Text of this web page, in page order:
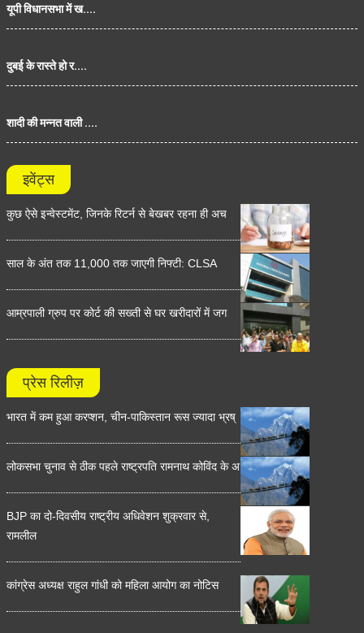
यूपी विधानसभा में ख....
दुबई के रास्ते हो र....
शादी की मन्नत वाली ....
इवेंट्स
कुछ ऐसे इन्वेस्टमेंट, जिनके रिटर्न से बेखबर रहना ही अच
साल के अंत तक 11,000 तक जाएगी निफ्टी: CLSA
आम्रपाली ग्रुप पर कोर्ट की सख्ती से घर खरीदारों में जग
प्रेस रिलीज़
भारत में कम हुआ करप्शन, चीन-पाकिस्तान रूस ज्यादा भ्रष्
लोकसभा चुनाव से ठीक पहले राष्ट्रपति रामनाथ कोविंद के अ
BJP का दो-दिवसीय राष्ट्रीय अधिवेशन शुक्रवार से,
रामलील
कांग्रेस अध्यक्ष राहुल गांधी को महिला आयोग का नोटिस